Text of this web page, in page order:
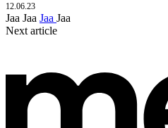
12.06.23
Jaa Jaa Jaa Jaa
Next article